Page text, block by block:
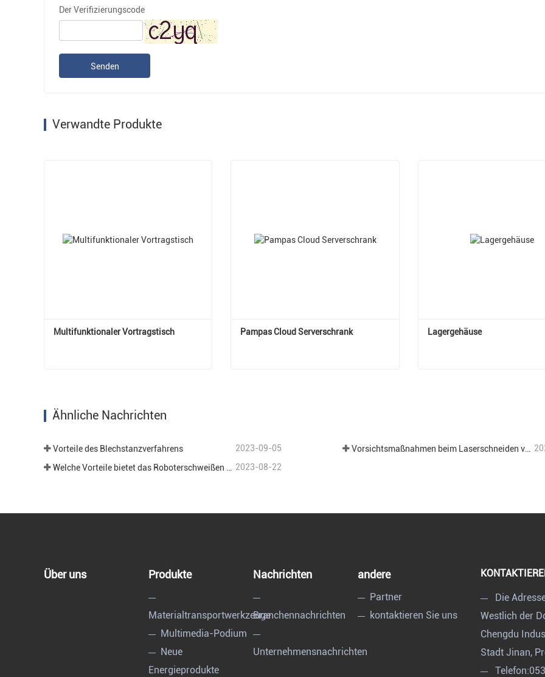
Der Verifizierungscode
Senden
Verwandte Produkte
Multifunktionaler Vortragstisch Pampas Cloud Serverschrank Lagergehäuse
Ähnliche Nachrichten
Vorteile des Blechstanzverfahrens 2023-09-05 Vorsichtsmaßnahmen beim Laserschneiden verschiedener Bleche in der Blechbearbeitung.
Welche Vorteile bietet das Roboterschweißen im Bereich der Blechbearbeitung? 2023-08-22
Über uns Produkte
Materialtransportwerkzeuge
Multimedia-Podium
Neue
Energieprodukte
Nachrichten
Branchennachrichten
Unternehmensnachrichten
andere
Partner
kontaktieren Sie uns
Die
Westlich der
Chengdu
Stadt Jinan,
Telefon: